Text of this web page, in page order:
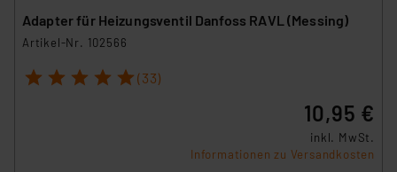
Adapter für Heizungsventil Danfoss RAVL (Messing)
Artikel-Nr. 102566
1 2 3 4 5 (33)
10,95 €
inkl. MwSt.
Informationen zu Versandkosten